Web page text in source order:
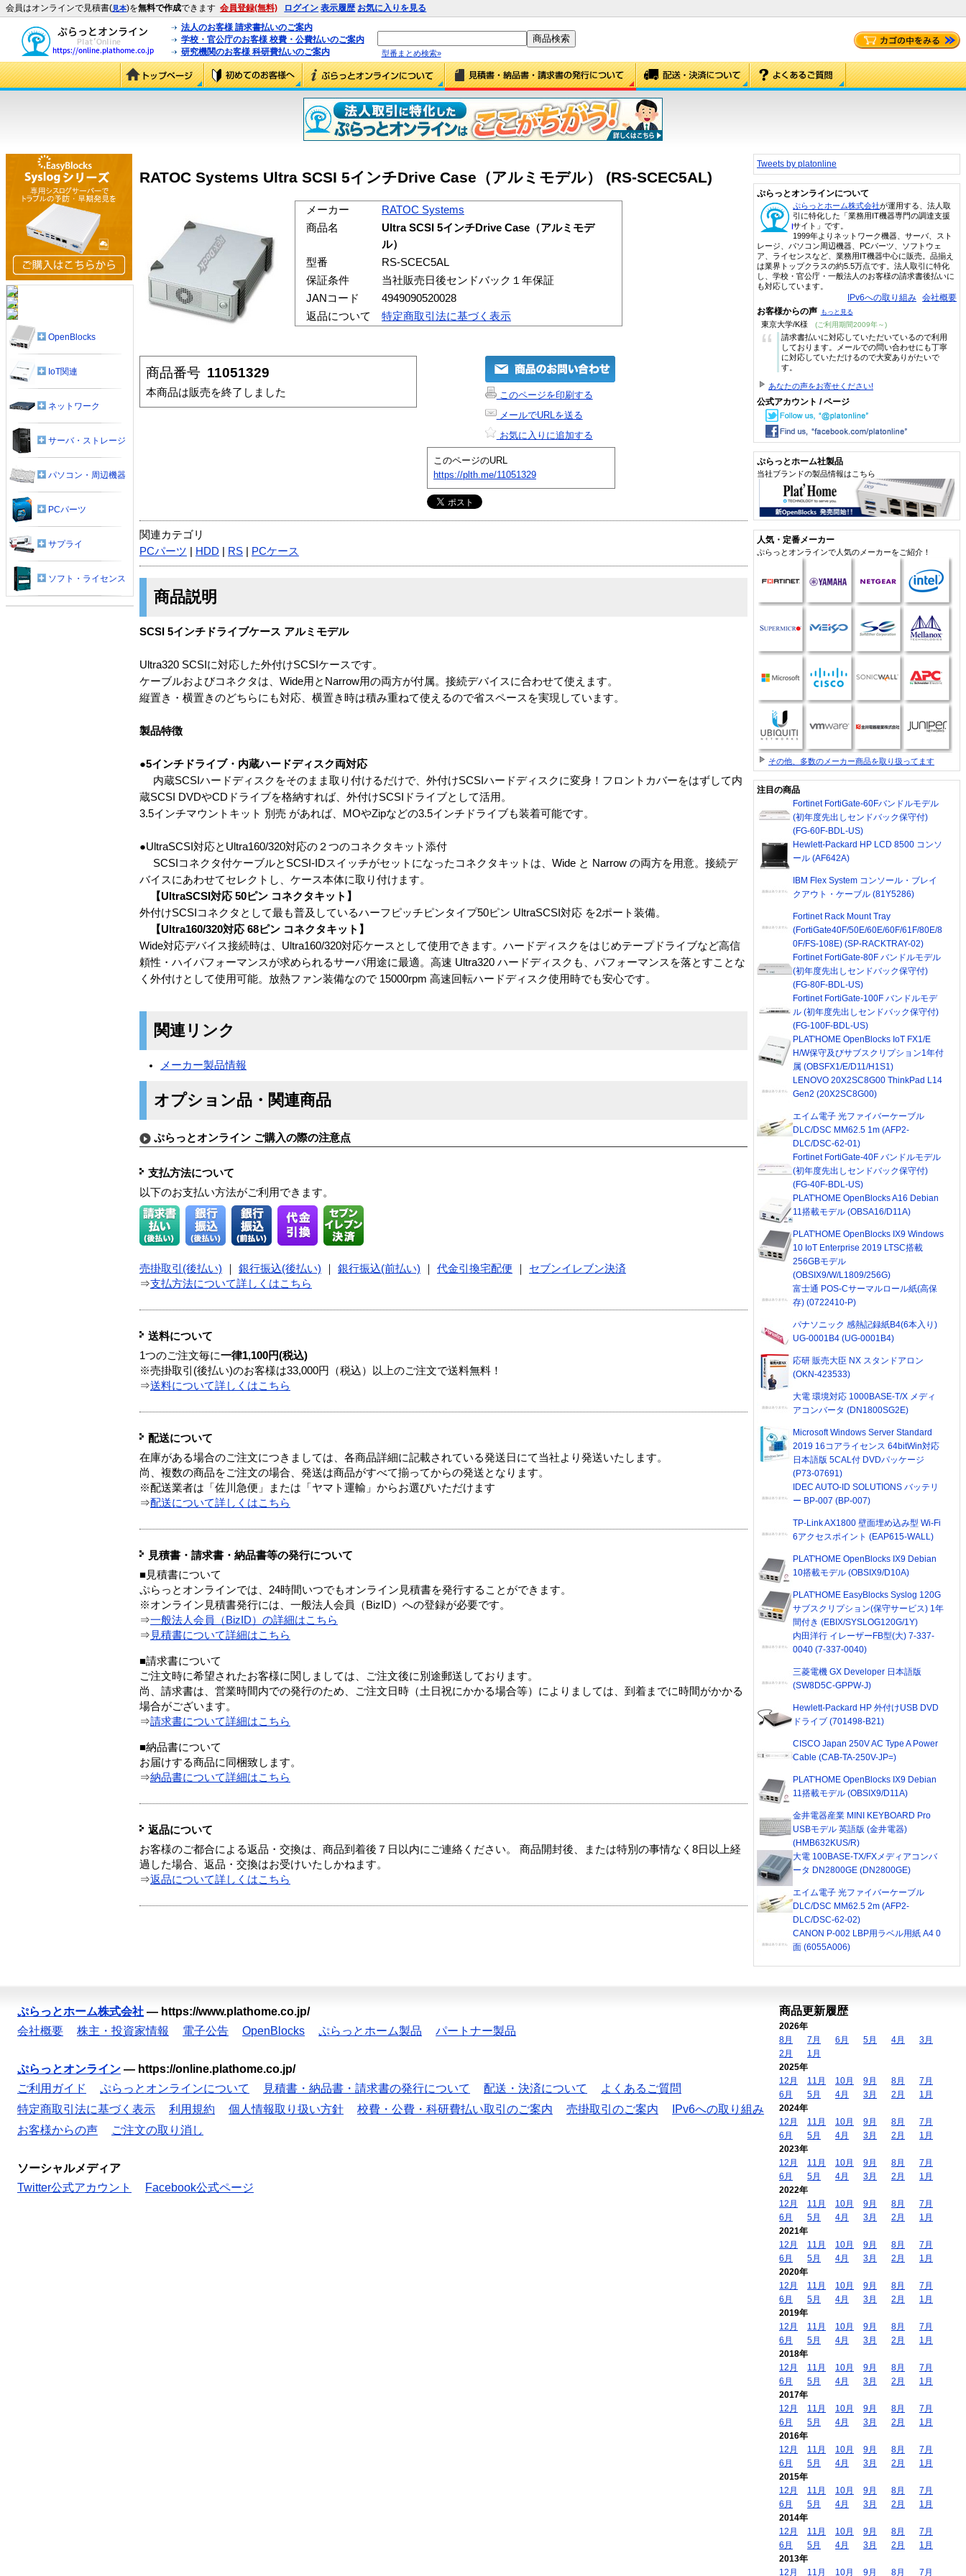
会員はオンラインで見積書(見本)を無料で作成できます 会員登録(無料) ログイン 表示履歴 お気に入りを見る
法人のお客様 請求書払いのご案内
学校・官公庁のお客様 校費・公費払いのご案内
研究機関のお客様 科研費払いのご案内
型番まとめ検索»
RATOC Systems Ultra SCSI 5インチDrive Case（アルミモデル） (RS-SCEC5AL)
メーカー
RATOC Systems
商品名
Ultra SCSI 5インチDrive Case（アルミモデ
ル）
型番
RS-SCEC5AL
保証条件
当社販売日後センドバック１年保証
JANコード
4949090520028
返品について
特定商取引法に基づく表示
商品番号 11051329
本商品は販売を終了しました
このページを印刷する
メールでURLを送る
お気に入りに追加する
このページのURL
https://plth.me/11051329
関連カテゴリ
PCパーツ
HDD RS PCケース
商品説明
SCSI 5インチドライブケース アルミモデル
Ultra320 SCSIに対応した外付けSCSIケースです。
ケーブルおよびコネクタは、Wide用とNarrow用の両方が付属。接続デバイスに合わせて使えます。
縦置き・横置きのどちらにも対応、横置き時は積み重ねて使えるので省スペースを実現しています。
製品特徴
●5インチドライブ・内蔵ハードディスク両対応
内蔵SCSIハードディスクをそのまま取り付けるだけで、外付けSCSIハードディスクに変身！フロントカバーをはずして内
蔵SCSI DVDやCDドライブを格納すれば、外付けSCSIドライブとして活用。
3.5インチマウントキット 別売 があれば、MOやZipなどの3.5インチドライブも装着可能です。
●UltraSCSI対応とUltra160/320対応の２つのコネクタキット添付
SCSIコネクタ付ケーブルとSCSI-IDスイッチがセットになったコネクタキットは、Wide と Narrow の両方を用意。接続デ
バイスにあわせてセレクトし、ケース本体に取り付けます。
【UltraSCSI対応 50ピン コネクタキット】
外付けSCSIコネクタとして最も普及しているハーフピッチピンタイプ50ピン UltraSCSI対応 を2ポート装備。
【Ultra160/320対応 68ピン コネクタキット】
Wide対応デバイス接続時は、Ultra160/320対応ケースとして使用できます。ハードディスクをはじめテープドライブなど高信
頼性・ハイパフォーマンスが求められるサーバ用途に最適。高速 Ultra320 ハードディスクも、パフォーマンスを落とすことな
く外付けとして使用可能。放熱ファン装備なので 15000rpm 高速回転ハードディスク使用時でも安心です。
関連リンク
メーカー製品情報
オプション品・関連商品
ぷらっとオンライン ご購入の際の注意点
支払方法について
以下のお支払い方法がご利用できます。
売掛取引(後払い) 銀行振込(後払い) 銀行振込(前払い) 代金引換宅配便
セブンイレブン決済
⇒支払方法について詳しくはこちら
送料について
1つのご注文毎に一律1,100円(税込)
※売掛取引(後払い)のお客様は33,000円（税込）以上のご注文で送料無料！
⇒送料について詳しくはこちら
配送について
在庫がある場合のご注文につきましては、各商品詳細に記載されている発送日にて当社より発送いたします。
尚、複数の商品をご注文の場合、発送は商品がすべて揃ってからの発送となります。
※配送業者は「佐川急便」または「ヤマト運輸」からお選びいただけます
⇒配送について詳しくはこちら
見積書・請求書・納品書等の発行について
■見積書について
ぷらっとオンラインでは、24時間いつでもオンライン見積書を発行することができます。
※オンライン見積書発行には、一般法人会員（BizID）への登録が必要です。
⇒一般法人会員（BizID）の詳細はこちら
⇒ 見積書について詳細はこちら
■請求書について
ご注文時に希望されたお客様に関しましては、ご注文後に別途郵送しております。
尚、請求書は、営業時間内での発行のため、ご注文日時（土日祝にかかる場合等）によりましては、到着までに時間がかかる
場合がございます。
⇒請求書について詳細はこちら
■納品書について
お届けする商品に同梱致します。
⇒納品書について詳細はこちら
返品について
お客様のご都合による返品・交換は、商品到着後７日以内にご連絡ください。 商品開封後、または特別の事情なく8日以上経
過した場合、返品・交換はお受けいたしかねます。
⇒返品について詳しくはこちら
OpenBlocks
IoT関連
ネットワーク
サーバ・ストレージ
パソコン・周辺機器
PCパーツ
サプライ
ソフト・ライセンス
Tweets by platonline
ぷらっとオンラインについて
ぷらっとホーム株式会社が運用する、法人取
引に特化した「業務用IT機器専門の調達支援
サイト」です。
1999年よりネットワーク機器、サーバ、スト
レージ、パソコン周辺機器、PCパーツ、ソフトウェ
ア、ライセンスなど、業務用IT機器中心に販売。品揃え
は業界トップクラスの約5.5万点です。法人取引に特化
し、学校・官公庁・一般法人のお客様の請求書後払いに
も対応しています。
IPv6への取り組み 会社概要
お客様からの声 もっと見る
東京大学/K様 (ご利用期間2009年～)
“
請求書払いに対応していただいているので利用
しております。メールでの問い合わせにも丁寧
に対応していただけるので大変ありがたいで
す。
あなたの声をお寄せください!
公式アカウント / ページ
ぷらっとホーム社製品
当社ブランドの製品情報はこちら
人気・定番メーカー
ぷらっとオンラインで人気のメーカーをご紹介！
その他、多数のメーカー商品を取り扱ってます
注目の商品
Fortinet FortiGate-60Fバンドルモデル
(初年度先出しセンドバック保守付)
(FG-60F-BDL-US)
Hewlett-Packard HP LCD 8500 コンソ
ール (AF642A)
IBM Flex System コンソール・ブレイ
クアウト・ケーブル (81Y5286)
Fortinet Rack Mount Tray
(FortiGate40F/50E/60E/60F/61F/80E/8
0F/FS-108E) (SP-RACKTRAY-02)
Fortinet FortiGate-80F バンドルモデル
(初年度先出しセンドバック保守付)
(FG-80F-BDL-US)
Fortinet FortiGate-100F バンドルモデ
ル (初年度先出しセンドバック保守付)
(FG-100F-BDL-US)
PLAT'HOME OpenBlocks IoT FX1/E
H/W保守及びサブスクリプション1年付
属 (OBSFX1/E/D11/H1S1)
LENOVO 20X2SC8G00 ThinkPad L14
Gen2 (20X2SC8G00)
エイム電子 光ファイバーケーブル
DLC/DSC MM62.5 1m (AFP2-
DLC/DSC-62-01)
Fortinet FortiGate-40F バンドルモデル
(初年度先出しセンドバック保守付)
(FG-40F-BDL-US)
PLAT'HOME OpenBlocks A16 Debian
11搭載モデル (OBSA16/D11A)
PLAT'HOME OpenBlocks IX9 Windows
10 IoT Enterprise 2019 LTSC搭載
256GBモデル
(OBSIX9/W/L1809/256G)
富士通 POS-Cサーマルロール紙(高保
存) (0722410-P)
パナソニック 感熱記録紙B4(6本入り)
UG-0001B4 (UG-0001B4)
応研 販売大臣 NX スタンドアロン
(OKN-423533)
大電 環境対応 1000BASE-T/X メディ
アコンバータ (DN1800SG2E)
Microsoft Windows Server Standard
2019 16コアライセンス 64bitWin対応
日本語版 5CAL付 DVDパッケージ
(P73-07691)
IDEC AUTO-ID SOLUTIONS バッテリ
ー BP-007 (BP-007)
TP-Link AX1800 壁面埋め込み型 Wi-Fi
6アクセスポイント (EAP615-WALL)
PLAT'HOME OpenBlocks IX9 Debian
10搭載モデル (OBSIX9/D10A)
PLAT'HOME EasyBlocks Syslog 120G
サブスクリプション(保守サービス) 1年
間付き (EBIX/SYSLOG120G/1Y)
内田洋行 イレーザーFB型(大) 7-337-
0040 (7-337-0040)
三菱電機 GX Developer 日本語版
(SW8D5C-GPPW-J)
Hewlett-Packard HP 外付けUSB DVD
ドライブ (701498-B21)
CISCO Japan 250V AC Type A Power
Cable (CAB-TA-250V-JP=)
PLAT'HOME OpenBlocks IX9 Debian
11搭載モデル (OBSIX9/D11A)
金井電器産業 MINI KEYBOARD Pro
USBモデル 英語版 (金井電器)
(HMB632KUS/R)
大電 100BASE-TX/FXメディアコンバ
ータ DN2800GE (DN2800GE)
エイム電子 光ファイバーケーブル
DLC/DSC MM62.5 2m (AFP2-
DLC/DSC-62-02)
CANON P-002 LBP用ラベル用紙 A4 0
面 (6055A006)
ぷらっとホーム株式会社 — https://www.plathome.co.jp/
会社概要
株主・投資家情報 電子公告 OpenBlocks ぷらっとホーム製品 パートナー製品
ぷらっとオンライン — https://online.plathome.co.jp/
ご利用ガイド
ぷらっとオンラインについて 見積書・納品書・請求書の発行について 配送・決済について
よくあるご質問
特定商取引法に基づく表示
利用規約 個人情報取り扱い方針 校費・公費・科研費払い取引のご案内 売掛取引のご案内
IPv6への取り組み
お客様からの声
ご注文の取り消し
ソーシャルメディア
Twitter公式アカウント
Facebook公式ページ
商品更新履歴
2026年
8月
7月 6月 5月 4月
3月
2月
1月
2025年
12月
11月 10月 9月 8月
7月
6月
5月 4月 3月 2月
1月
2024年
12月
11月 10月 9月 8月
7月
6月
5月 4月 3月 2月
1月
2023年
12月
11月 10月 9月 8月
7月
6月
5月 4月 3月 2月
1月
2022年
12月
11月 10月 9月 8月
7月
6月
5月 4月 3月 2月
1月
2021年
12月
11月 10月 9月 8月
7月
6月
5月 4月 3月 2月
1月
2020年
12月
11月 10月 9月 8月
7月
6月
5月 4月 3月 2月
1月
2019年
12月
11月 10月 9月 8月
7月
6月
5月 4月 3月 2月
1月
2018年
12月
11月 10月 9月 8月
7月
6月
5月 4月 3月 2月
1月
2017年
12月
11月 10月 9月 8月
7月
6月
5月 4月 3月 2月
1月
2016年
12月
11月 10月 9月 8月
7月
6月
5月 4月 3月 2月
1月
2015年
12月
11月 10月 9月 8月
7月
6月
5月 4月 3月 2月
1月
2014年
12月
11月 10月 9月 8月
7月
6月
5月 4月 3月 2月
1月
2013年
12月
11月 10月 9月 8月 7月